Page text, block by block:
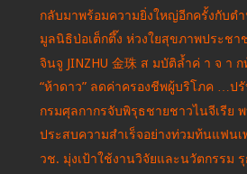
กลับมาพร้อมความยิ่งใหญ่อีกครั้งกับต
มูลนิธิป่อเต็กตึ๊ง ห่วงใยสุขภาพประชา
จินจู JINZHU 金珠 ส มบัติล้ำค่ า จ า ก
“ห้าดาว” ลดค่าครองชีพผู้บริโภค …ป
กรมศุลกากรจับพิรุธชายชาวไนจีเรีย
ประสบความสำเร็จอย่างท่วมท้นแฟน
วช. มุ่งเป้าใช้งานวิจัยและนวัตกรรม